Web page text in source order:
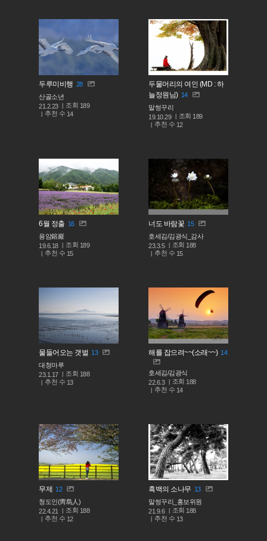
두루미비행 28
산골소년
21.2.23
조회 189
추천 수 14
두물머리의 여인 (MD : 하
늘정원님) 14
말썽꾸리
19.10.29
조회 189
추천 수 12
6월 정출 16
용암鎔巖
19.6.18
조회 189
추천 수 15
너도 바람꽃 15
호세김/김광식_감사
23.3.5
조회 188
추천 수 15
물들어오는 갯벌 13
대청마루
23.1.17
조회 188
추천 수 13
해를 잡으려~~(소래~~) 14
호세김/김광식
22.6.3
조회 188
추천 수 14
무제
12
청도인(靑島人)
22.4.21
조회 188
추천 수 12
흑백의 소나무 13
말썽꾸리_홍보위원
21.9.6
조회 188
추천 수 13